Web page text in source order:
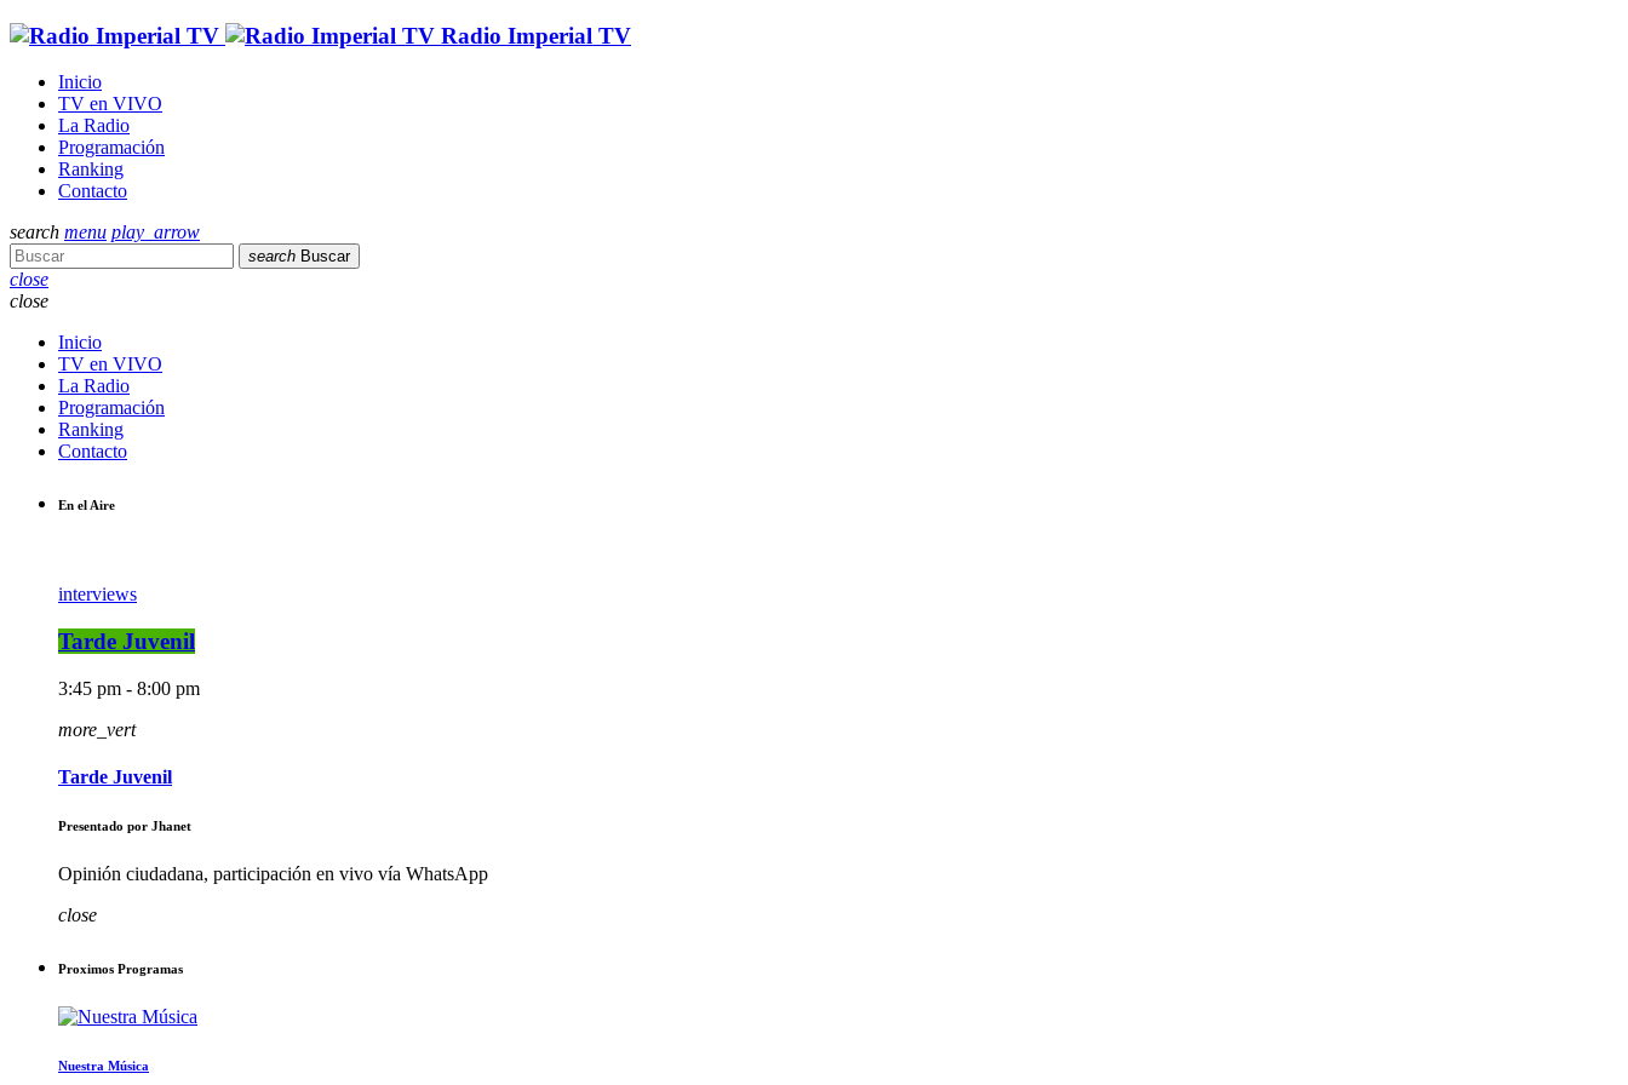
Radio Imperial TV
Inicio
TV en VIVO
La Radio
Programación
Ranking
Contacto
search menu play_arrow
search Buscar
close
close
Inicio
TV en VIVO
La Radio
Programación
Ranking
Contacto
En el Aire
interviews
Tarde Juvenil
3:45 pm - 8:00 pm
more_vert
Tarde Juvenil
Presentado por Jhanet
Opinión ciudadana, participación en vivo vía WhatsApp
close
Proximos Programas
Nuestra Música